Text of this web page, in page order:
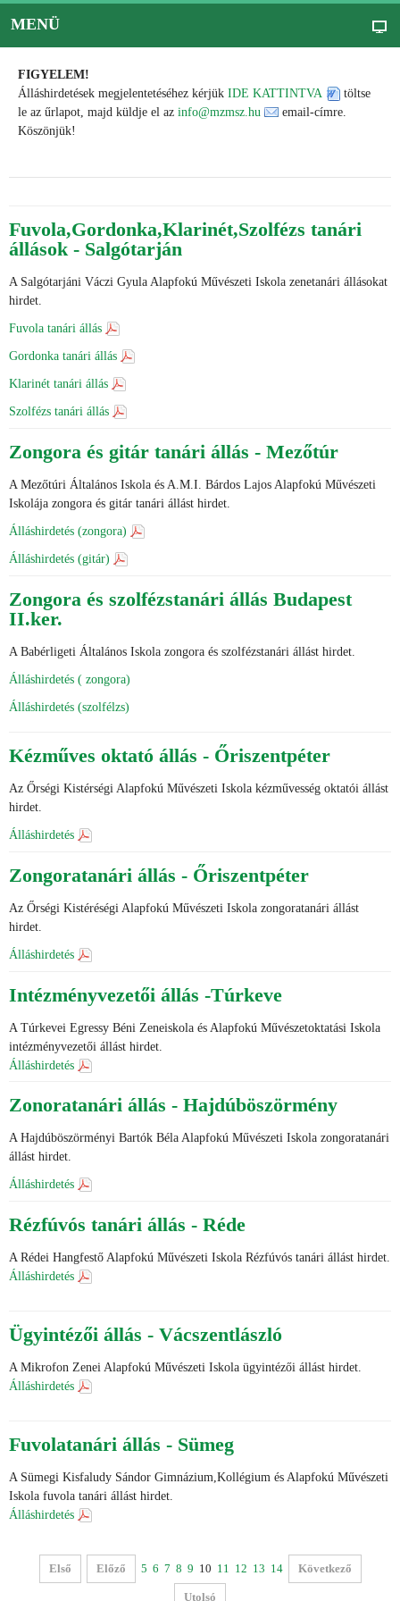
MENÜ
FIGYELEM!
Álláshirdetések megjelentetéséhez kérjük IDE KATTINTVA
töltse
le az űrlapot, majd küldje el az info@mzmsz.hu
email-címre.
Köszönjük!
Fuvola,Gordonka,Klarinét,Szolfézs tanári
állások - Salgótarján
A Salgótarjáni Váczi Gyula Alapfokú Művészeti Iskola zenetanári állásokat
hirdet.
Fuvola tanári állás
Gordonka tanári állás
Klarinét tanári állás
Szolfézs tanári állás
Zongora és gitár tanári állás - Mezőtúr
A Mezőtúri Általános Iskola és A.M.I. Bárdos Lajos Alapfokú Művészeti
Iskolája zongora és gitár tanári állást hirdet.
Álláshirdetés (zongora)
Álláshirdetés (gitár)
Zongora és szolfézstanári állás Budapest
II.ker.
A Babérligeti Általános Iskola zongora és szolfézstanári állást hirdet.
Álláshirdetés ( zongora)
Álláshirdetés (szolfélzs)
Kézműves oktató állás - Őriszentpéter
Az Őrségi Kistérségi Alapfokú Művészeti Iskola kézművesség oktatói állást
hirdet.
Álláshirdetés
Zongoratanári állás - Őriszentpéter
Az Őrségi Kistéréségi Alapfokú Művészeti Iskola zongoratanári állást
hirdet.
Álláshirdetés
Intézményvezetői állás -Túrkeve
A Túrkevei Egressy Béni Zeneiskola és Alapfokú Művészetoktatási Iskola
intézményvezetői állást hirdet.
Álláshirdetés
Zonoratanári állás - Hajdúböszörmény
A Hajdúböszörményi Bartók Béla Alapfokú Művészeti Iskola zongoratanári
állást hirdet.
Álláshirdetés
Rézfúvós tanári állás - Réde
A Rédei Hangfestő Alapfokú Művészeti Iskola Rézfúvós tanári állást hirdet.
Álláshirdetés
Ügyintézői állás - Vácszentlászló
A Mikrofon Zenei Alapfokú Művészeti Iskola ügyintézői állást hirdet.
Álláshirdetés
Fuvolatanári állás - Sümeg
A Sümegi Kisfaludy Sándor Gimnázium,Kollégium és Alapfokú Művészeti
Iskola fuvola tanári állást hirdet.
Álláshirdetés
Első Előző 5 6 7 8 9 10 11 12 13 14 Következő
Utolsó